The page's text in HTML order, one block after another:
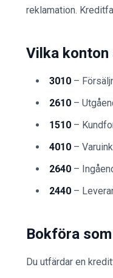
reklamation.
Vilka konton
3010 –
2610 –
1510 –
4010 –
2640 –
2440 –
Bokföra
Du utfärdar en